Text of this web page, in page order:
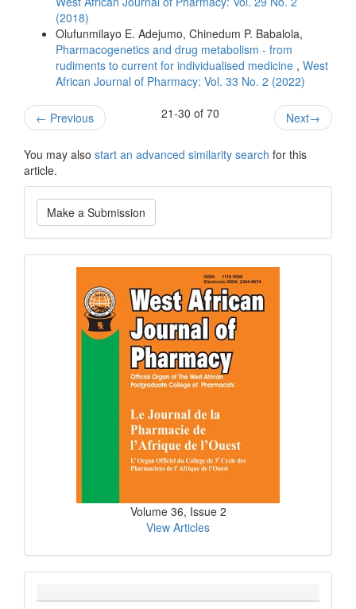
(2018)
Olufunmilayo E. Adejumo, Chinedum P. Babalola,
Pharmacogenetics and drug metabolism - from
rudiments to current for individualised medicine , West
African Journal of Pharmacy: Vol. 33 No. 2 (2022)
← Previous 21-30 of 70 Next→
You may also start an advanced similarity search for this
article.
Make
a
Submission
Make a Submission
Current
Issue
Volume 36, Issue 2
View Articles